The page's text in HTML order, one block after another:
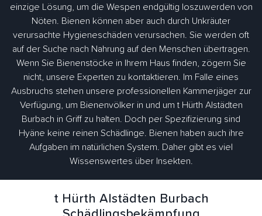
einzige Lösung, um die Wespen endgültig loszuwerden von
Nöten. Bienen können aber auch durch Unkräuter
verursachte Hygieneschäden verursachen. Sie werden oft
auf der Suche nach Nahrung auf den Menschen übertragen.
Wenn Sie Bienenstöcke in Ihrem Haus finden, zögern Sie
nicht, unsere Experten zu kontaktieren. Im Falle eines
Ausbruchs stehen unsere professionellen Kammerjäger zur
Verfügung, um Bienenvölker in und um t Hürth Alstädten
Burbach in Griff zu halten. Doch per Spezifizierung sind
Hyäne keine reinen Schädlinge. Bienen haben auch ihre
Aufgaben im natürlichen System. Daher gibt es viel
Wissenswertes über Insekten.
t Hürth Alstädten Burbach